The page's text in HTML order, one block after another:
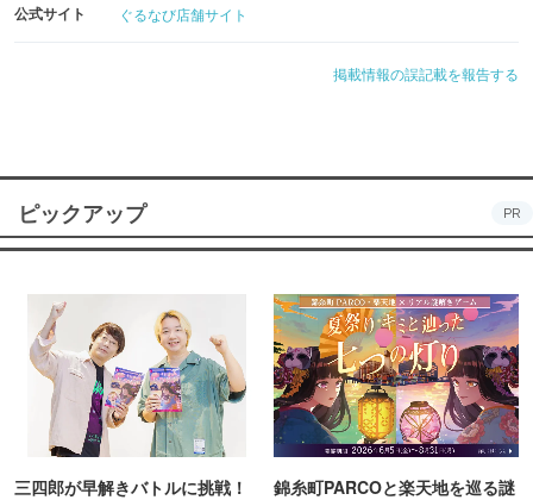
公式サイト ぐるなび店舗サイト
掲載情報の誤記載を報告する
ピックアップ PR
三四郎が早解きバトルに挑戦！ 錦糸町PARCOと楽天地を巡る謎